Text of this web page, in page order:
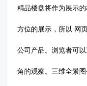
精品楼盘将作为展示
方位的展示，所以 网
公司产品。浏览者可
角的观察。三维全景